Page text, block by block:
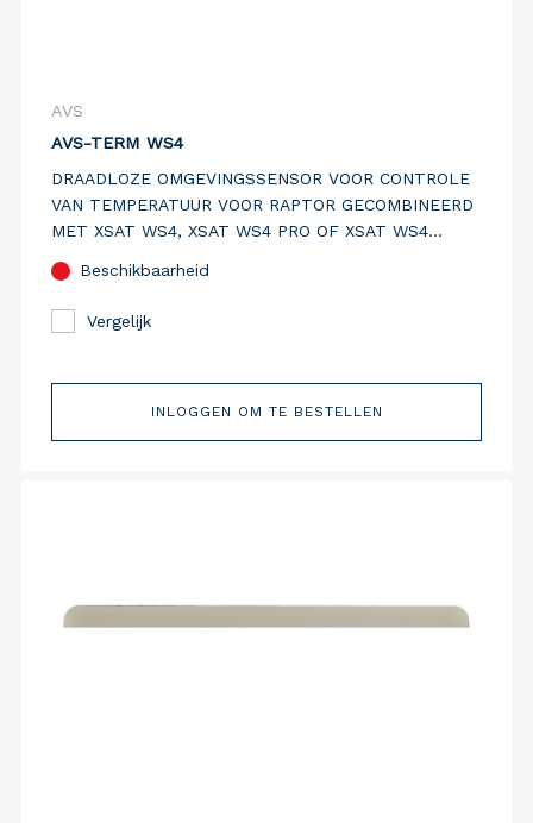
AVS
AVS-TERM WS4
DRAADLOZE OMGEVINGSSENSOR VOOR CONTROLE
VAN TEMPERATUUR VOOR RAPTOR GECOMBINEERD
MET XSAT WS4, XSAT WS4 PRO OF XSAT WS4
Beschikbaarheid
Vergelijk
INLOGGEN OM TE BESTELLEN